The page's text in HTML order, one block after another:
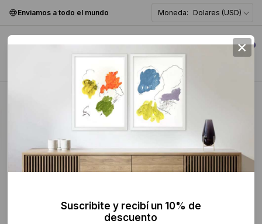
Enviamos a todo el mundo Moneda: Dolares (USD)
0
Figurativa >
×
Suscribite y recibí un 10% de
descuento